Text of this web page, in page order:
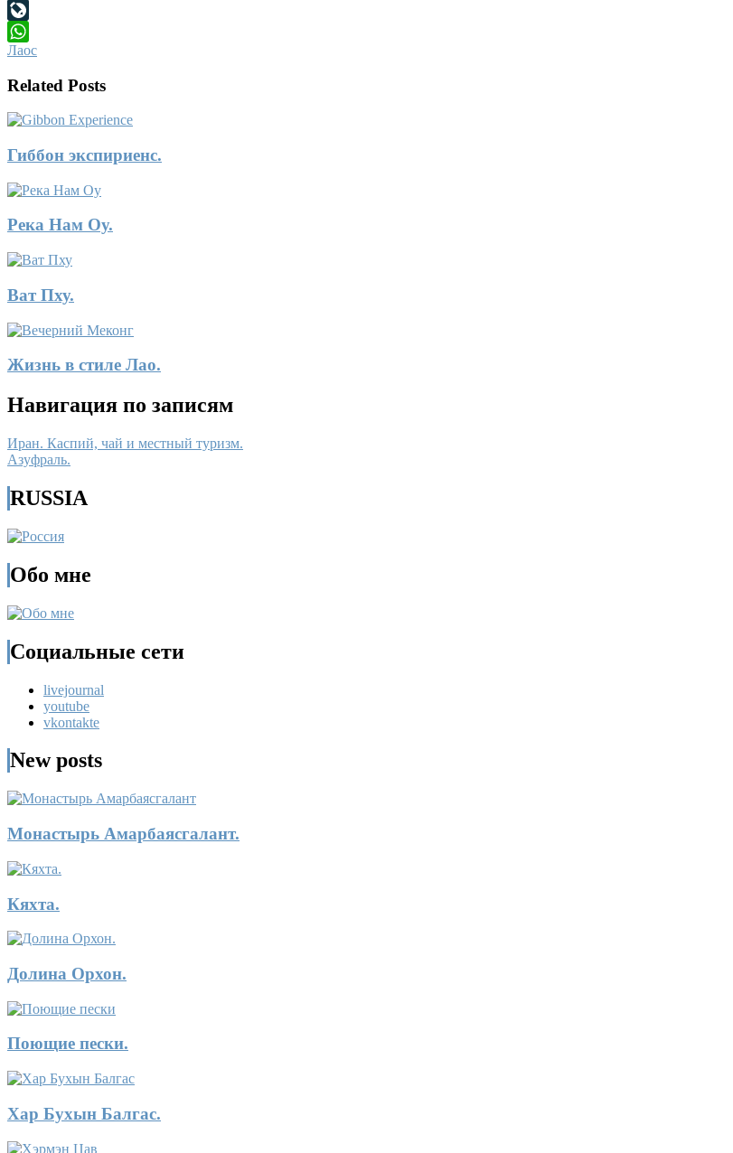
Telegram
LiveJournal
WhatsApp
Лаос
Related Posts
Гиббон экспириенс.
Река Нам Оу.
Ват Пху.
Жизнь в стиле Лао.
Навигация по записям
Иран. Каспий, чай и местный туризм.
Азуфраль.
RUSSIA
Обо мне
Социальные сети
livejournal
youtube
vkontakte
New posts
Монастырь Амарбаясгалант.
Кяхта.
Долина Орхон.
Поющие пески.
Хар Бухын Балгас.